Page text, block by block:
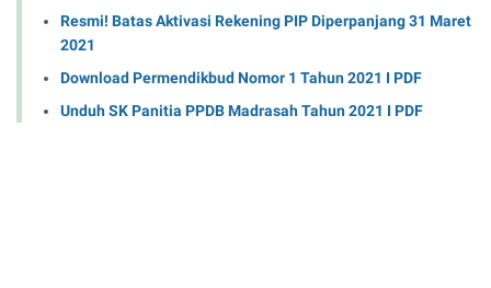
Resmi! Batas Aktivasi Rekening PIP Diperpanjang 31 Maret
2021
Download Permendikbud Nomor 1 Tahun 2021 I PDF
Unduh SK Panitia PPDB Madrasah Tahun 2021 I PDF